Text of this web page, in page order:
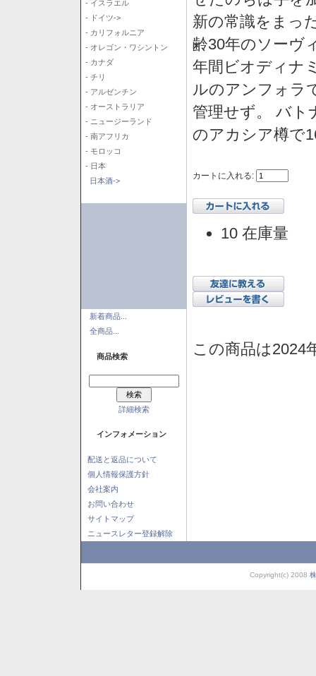
- イスラエル
- ドイツ->
- カリフォルニア
- オレゴン・ワシントン
- カナダ
- チリ
- アルゼンチン
- オーストラリア
- ニュージーランド
- 南アフリカ
- モロッコ
- 日本
日本酒->
新着商品...
全商品...
商品検索
詳細検索
インフォメーション
配送と返品について
個人情報保護方針
会社案内
お問い合わせ
サイトマップ
ニュースレター登録解除
新の常識をまっ
齢30年のソーヴ
年間ビオディナ
ルのアンフォラ
管理せず。 バト
のアカシア樽で
カートに入れる:
10 在庫量
この商品は2024
Copyright(c) 2008